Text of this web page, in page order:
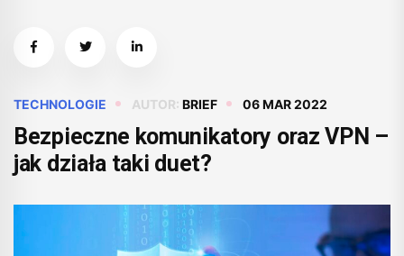
TECHNOLOGIE AUTOR: BRIEF 06 MAR 2022
Bezpieczne komunikatory oraz VPN –
jak działa taki duet?